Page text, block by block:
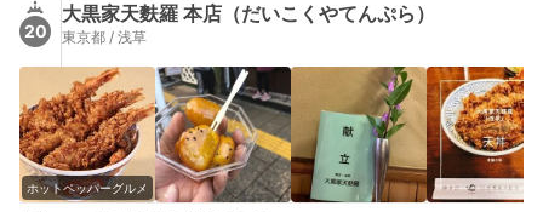
20
大黒家天麩羅 本店（だいこくやてんぷら）
東京都 / 浅草
ホットペッパーグルメ